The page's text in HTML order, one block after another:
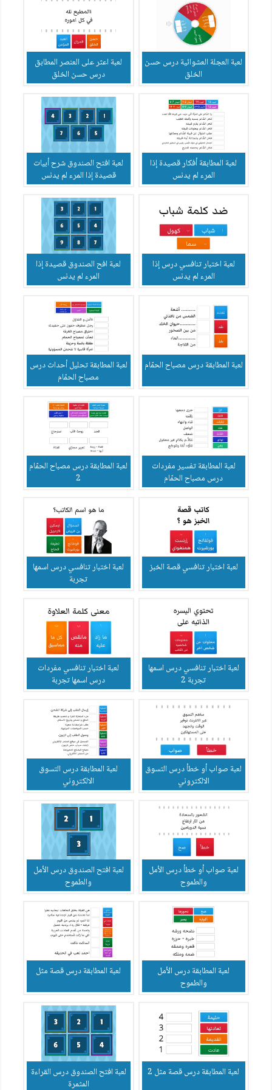
لعبة العجلة العشوائية درس حسن
الخلق
لعبة اعثر على العنصر المطابق
درس حسن الخلق
لعبة المطابقة أفكار قصيدة إذا
المرء لم يدنس
لعبة افتح الصندوق شرح أبيات
قصيدة إذا المرء لم يدنس
لعبة اختبار تنافسي درس إذا
المرء لم يدنس
لعبة افح الصندوق قصيدة إذا
المرء لم يدنس
لعبة المطابقة درس مصباح الحمّام
لعبة المطابقة تحليل أحداث درس
مصباح الحمّام
لعبة المطابقة تفسير مفردات
درس مصباح الحمّام
لعبة المطابقة درس مصباح الحمّام
2
لعبة اختبار تنافسي قصة الخبز
لعبة اختبار تنافسي درس اسمها
تجربة
لعبة اختبار تنافسي درس اسمها
تجربة 2
لعبة اختبار تنافسي مفردات
درس اسمها تجربة
لعبة صواب أو خطأ درس التسوق
الالكتروني
لعبة المطابقة درس التسوق
الالكتروني
لعبة صواب أو خطأ درس الأمل
والطموح
لعبة افتح الصندوق درس الأمل
والطموح
لعبة المطابقة درس الأمل
والطموح
لعبة المطابقة درس قصة مثل
لعبة المطابقة درس قصة مثل 2
لعبة افتح الصندوق درس القراءة
المثمرة